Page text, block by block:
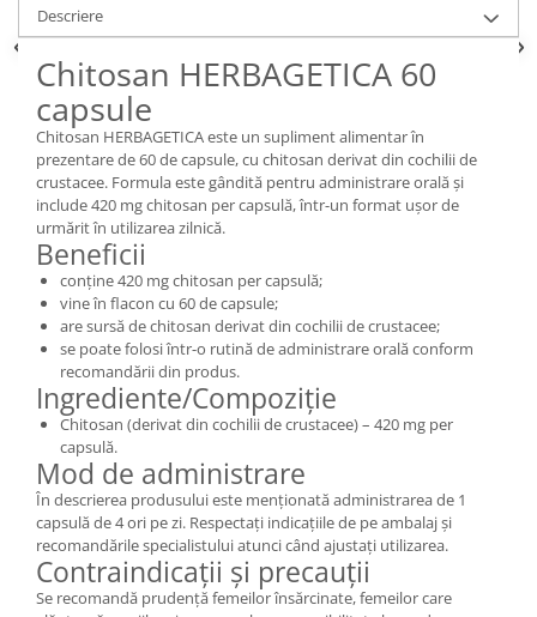
Descriere
Chitosan HERBAGETICA 60
capsule
Chitosan HERBAGETICA este un supliment alimentar în
prezentare de 60 de capsule, cu chitosan derivat din cochilii de
crustacee. Formula este gândită pentru administrare orală și
include 420 mg chitosan per capsulă, într-un format ușor de
urmărit în utilizarea zilnică.
Beneficii
conține 420 mg chitosan per capsulă;
vine în flacon cu 60 de capsule;
are sursă de chitosan derivat din cochilii de crustacee;
se poate folosi într-o rutină de administrare orală conform
recomandării din produs.
Ingrediente/Compoziție
Chitosan (derivat din cochilii de crustacee) – 420 mg per
capsulă.
Mod de administrare
În descrierea produsului este menționată administrarea de 1
capsulă de 4 ori pe zi. Respectați indicațiile de pe ambalaj și
recomandările specialistului atunci când ajustați utilizarea.
Contraindicații și precauții
Se recomandă prudență femeilor însărcinate, femeilor care